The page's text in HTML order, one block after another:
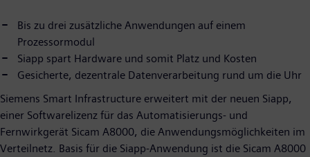
Bis zu drei zusätzliche Anwendungen auf einem
Prozessormodul
Siapp spart Hardware und somit Platz und Kosten
Gesicherte, dezentrale Datenverarbeitung rund um die Uhr
Siemens Smart Infrastructure erweitert mit der neuen Siapp,
einer Softwarelizenz für das Automatisierungs- und
Fernwirkgerät Sicam A8000, die Anwendungsmöglichkeiten im
Verteilnetz. Basis für die Siapp-Anwendung ist die Sicam A8000